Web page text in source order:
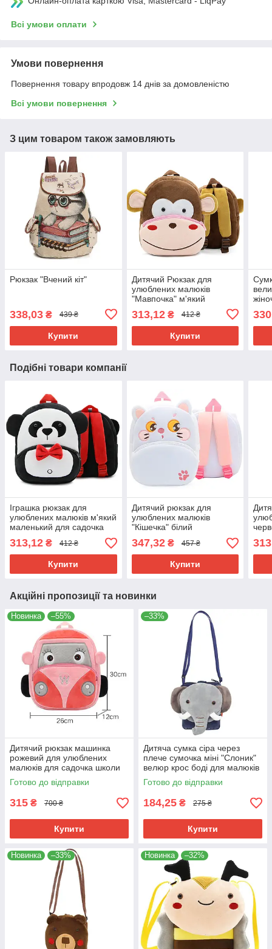
Всі умови оплати
Умови повернення
Повернення товару впродовж 14 днів за домовленістю
Всі умови повернення
З цим товаром також замовляють
Рюкзак "Вчений кіт"
338,03 ₴ 439 ₴
Купити
Дитячий Рюкзак для
улюблених малюків
"Мавпочка" м'який
плюшевий якісний унісекс
313,12₴ 412 ₴
Купити
330
Подібні товари компанії
Іграшка рюкзак для
улюблених малюків м'який
маленький для садочка
дошкільний чорно білий
"Пандочка" Код К12
313,12 ₴ 412 ₴
Купити
Дитячий рюкзак для
улюблених малюків
"Кішечка" білий
дошкільний маленький
для дівчинки велюр для
садка
347,32₴ 457 ₴
Купити
К19
Акційні пропозиції та новинки
Новинка –55%
Дитячий рюкзак машинка
рожевий для улюблених
малюків для садочка школи
м'який велюр машинка "W"
маленький дівчинці
Готово до відправки
315 ₴ 700 ₴
Купити
–33%
Дитяча сумка сіра через
плече сумочка міні "Слоник"
велюр крос боді для малюків
унісекс для телефону
Готово до відправки
184,25 ₴ 275 ₴
Купити
Новинка –33% Новинка –32%